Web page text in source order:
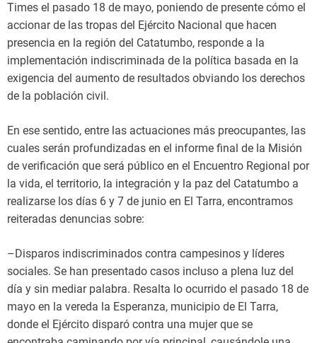
Times el pasado 18 de mayo, poniendo de presente cómo el
accionar de las tropas del Ejército Nacional que hacen
presencia en la región del Catatumbo, responde a la
implementación indiscriminada de la política basada en la
exigencia del aumento de resultados obviando los derechos
de la población civil.
En ese sentido, entre las actuaciones más preocupantes, las
cuales serán profundizadas en el informe final de la Misión
de verificación que será público en el Encuentro Regional por
la vida, el territorio, la integración y la paz del Catatumbo a
realizarse los días 6 y 7 de junio en El Tarra, encontramos
reiteradas denuncias sobre:
–Disparos indiscriminados contra campesinos y líderes
sociales. Se han presentado casos incluso a plena luz del
día y sin mediar palabra. Resalta lo ocurrido el pasado 18 de
mayo en la vereda la Esperanza, municipio de El Tarra,
donde el Ejército disparó contra una mujer que se